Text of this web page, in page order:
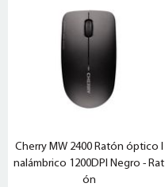
Cherry MW 2400 Ratón óptico I
nalámbrico 1200DPI Negro - Rat
ón